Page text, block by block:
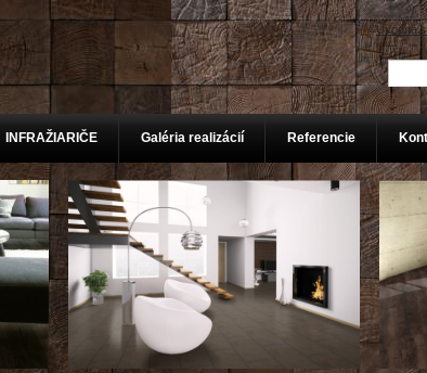
INFRAŽIARIČE Galéria realizácií Referencie
Úvodná